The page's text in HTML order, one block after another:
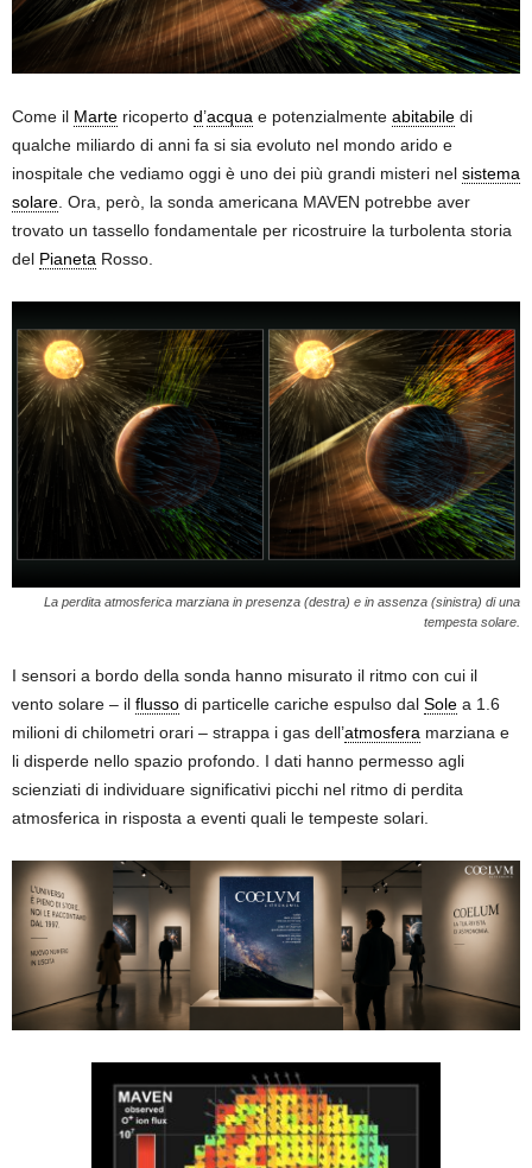
Come il Marte ricoperto d’acqua e potenzialmente abitabile di
qualche miliardo di anni fa si sia evoluto nel mondo arido e
inospitale che vediamo oggi è uno dei più grandi misteri nel sistema
solare . Ora, però, la sonda americana MAVEN potrebbe aver
trovato un tassello fondamentale per ricostruire la turbolenta storia
del Pianeta Rosso.
La perdita atmosferica marziana in presenza (destra) e in assenza (sinistra) di una
tempesta solare.
I sensori a bordo della sonda hanno misurato il ritmo con cui il
vento solare – il flusso di particelle cariche espulso dal Sole a 1.6
milioni di chilometri orari – strappa i gas dell’atmosfera marziana e
li disperde nello spazio profondo. I dati hanno permesso agli
scienziati di individuare significativi picchi nel ritmo di perdita
atmosferica in risposta a eventi quali le tempeste solari.